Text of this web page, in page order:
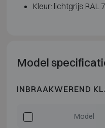
Kleur: lichtgrijs RAL
Model
INBRAAKWEREND
Model